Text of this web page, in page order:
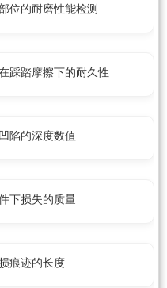
位的耐磨性能检测
踩踏摩擦下的耐久性
陷的深度数值
下损失的质量
痕迹的长度